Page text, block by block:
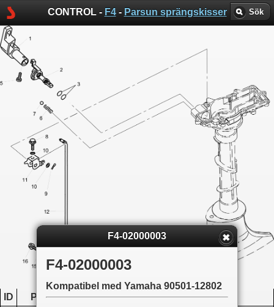
CONTROL - F4- Parsun sprängskisser Sök
ID Produktkod
Namn
F4-02000003
F4-02000003
Kompatibel med Yamaha 90501-12802